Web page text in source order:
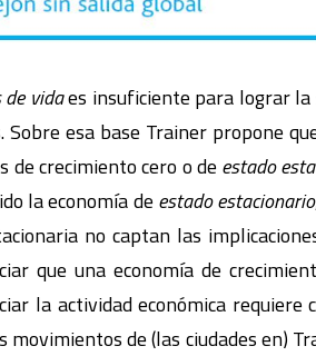
vidaes insuficiente para lograr la
esa base Trainer propone
de crecimiento cero o de estado
la economía de estado estacionario
no captan las
que una economía de
la actividad económica requiere
de (las ciudades en)